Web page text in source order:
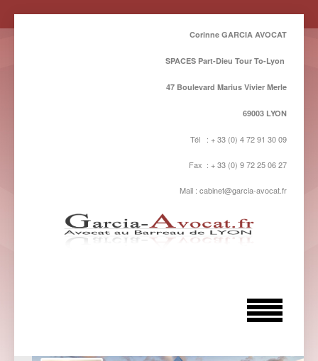
Corinne GARCIA AVOCAT
SPACES Part-Dieu Tour To-Lyon
47 Boulevard Marius Vivier Merle
69003 LYON
Tél : + 33 (0) 4 72 91 30 09
Fax : + 33 (0) 9 72 25 06 27
Mail : cabinet@garcia-avocat.fr